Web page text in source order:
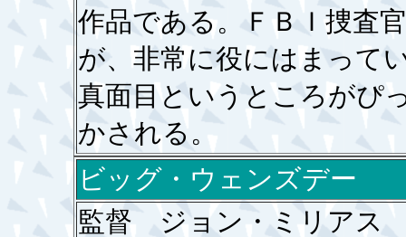
作品である。ＦＢＩ捜査
が、非常に役にはまって
真面目というところがぴ
かされる。
ビッグ・ウェンズデー
監督 ジョン・ミリアス